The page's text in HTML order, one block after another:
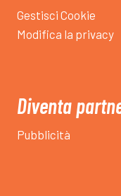
Gestisci Cookie
Modifica la privacy
Diventa
Pubblicità